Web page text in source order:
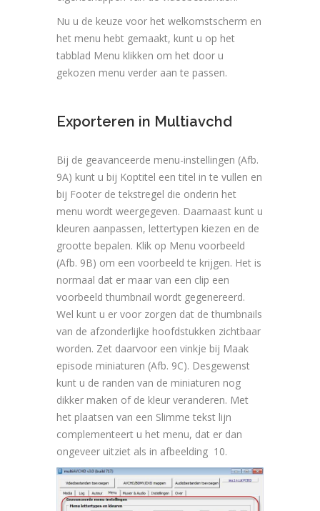
Nu u de keuze voor het welkomstscherm en
het menu hebt gemaakt, kunt u op het
tabblad Menu klikken om het door u
gekozen menu verder aan te passen.
Exporteren in Multiavchd
Bij de geavanceerde menu-instellingen (Afb.
9A) kunt u bij Koptitel een titel in te vullen en
bij Footer de tekstregel die onderin het
menu wordt weergegeven. Daarnaast kunt u
kleuren aanpassen, lettertypen kiezen en de
grootte bepalen. Klik op Menu voorbeeld
(Afb. 9B) om een voorbeeld te krijgen. Het is
normaal dat er maar van een clip een
voorbeeld thumbnail wordt gegenereerd.
Wel kunt u er voor zorgen dat de thumbnails
van de afzonderlijke hoofdstukken zichtbaar
worden. Zet daarvoor een vinkje bij Maak
episode miniaturen (Afb. 9C). Desgewenst
kunt u de randen van de miniaturen nog
dikker maken of de kleur veranderen. Met
het plaatsen van een Slimme tekst lijn
complementeert u het menu, dat er dan
ongeveer uitziet als in afbeelding 10.